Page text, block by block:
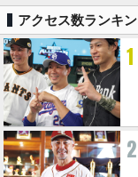
アクセス数ランキ
1
2